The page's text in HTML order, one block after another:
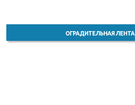
ОГРАДИТЕЛЬНАЯ ЛЕНТА